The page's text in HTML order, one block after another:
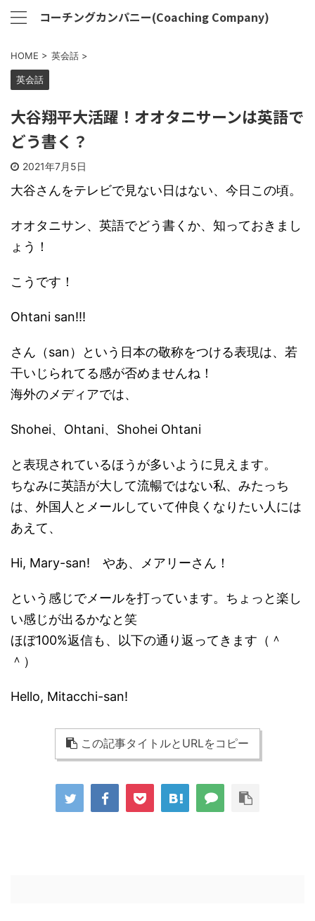
コーチングカンパニー(Coaching Company)
HOME > 英会話 >
英会話
大谷翔平大活躍！オオタニサーンは英語で
どう書く？
2021年7月5日
大谷さんをテレビで見ない日はない、今日この頃。
オオタニサン、英語でどう書くか、知っておきまし
ょう！
こうです！
Ohtani san!!!
さん（san）という日本の敬称をつける表現は、若
干いじられてる感が否めませんね！
海外のメディアでは、
Shohei、Ohtani、Shohei Ohtani
と表現されているほうが多いように見えます。
ちなみに英語が大して流暢ではない私、みたっち
は、外国人とメールしていて仲良くなりたい人には
あえて、
Hi, Mary-san! やあ、メアリーさん！
という感じでメールを打っています。ちょっと楽し
い感じが出るかなと笑
ほぼ100%返信も、以下の通り返ってきます（＾
＾）
Hello, Mitacchi-san!
この記事タイトルとURLをコピー